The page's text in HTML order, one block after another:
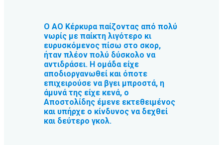
Ο ΑΟ Κέρκυρα παίζοντας από πολύ
νωρίς με παίκτη λιγότερο κι
ευρυσκόμενος πίσω στο σκορ,
ήταν πλέον πολύ δύσκολο να
αντιδράσει. Η ομάδα είχε
αποδιοργανωθεί και όποτε
επιχειρούσε να βγει μπροστά, η
άμυνά της είχε κενά, ο
Αποστολίδης έμενε εκτεθειμένος
και υπήρχε ο κίνδυνος να δεχθεί
και δεύτερο γκολ.